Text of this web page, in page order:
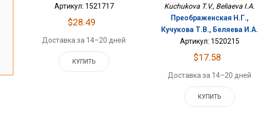
Артикул: 1521717
$28.49
Доставка за 14–20 дней
КУПИТЬ
Kuchukova T.V., Beliaeva I.A.
Преображенская Н.Г.,
Кучукова Т.В., Беляева И.А.
Артикул: 1520215
$17.58
Доставка за 14–20 дней
КУПИТЬ